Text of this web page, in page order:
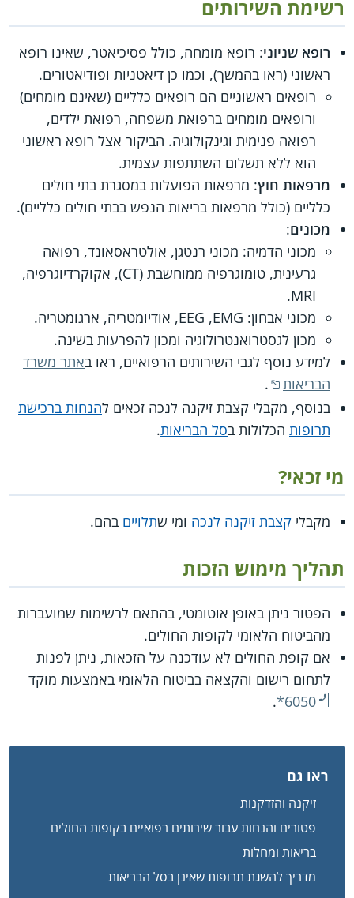
רשימת השירותים
רופא שניוני: רופא מומחה, כולל פסיכיאטר, שאינו רופא
ראשוני (ראו בהמשך), וכמו כן דיאטניות ופודיאטורים.
רופאים ראשוניים הם רופאים כלליים (שאינם מומחים)
ורופאים מומחים ברפואת משפחה, רפואת ילדים,
רפואה פנימית וגינקולוגיה. הביקור אצל רופא ראשוני
הוא ללא תשלום השתתפות עצמית.
מרפאות חוץ: מרפאות הפועלות במסגרת בתי חולים
כלליים (כולל מרפאות בריאות הנפש בבתי חולים כלליים).
מכונים:
מכוני הדמיה: מכוני רנטגן, אולטראסאונד, רפואה
גרעינית, טומוגרפיה ממוחשבת (CT), אקוקרדיוגרפיה,
MRI.
מכוני אבחון: EEG ,EMG, אודיומטריה, ארגומטריה.
מכון לגסטרואנטרולוגיה ומכון להפרעות בשינה.
למידע נוסף לגבי השירותים הרפואיים, ראו באתר משרד
הבריאות
.
בנוסף, מקבלי קצבת זיקנה לנכה זכאים להנחות ברכישת
תרופות הכלולות בסל הבריאות.
מי זכאי?
מקבלי קצבת זיקנה לנכה ומי שתלויים בהם.
תהליך מימוש הזכות
הפטור ניתן באופן אוטומטי, בהתאם לרשימות שמועברות
מהביטוח הלאומי לקופות החולים.
אם קופת החולים לא עודכנה על הזכאות, ניתן לפנות
לתחום רישום והקצאה בביטוח הלאומי באמצעות מוקד
*6050
.
ראו גם
זיקנה והזדקנות
פטורים והנחות עבור שירותים רפואיים בקופות החולים
בריאות ומחלות
מדריך להשגת תרופות שאינן בסל הבריאות